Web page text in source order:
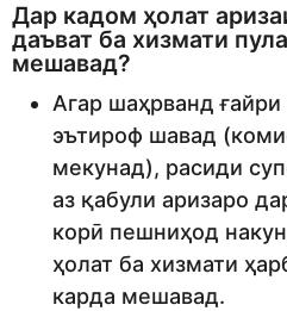
Дар кадом ҳолат
даъват ба хизмати
мешавад?
Агар шаҳрванд
эътироф шавад
мекунад), расиди
аз қабули аризаро
корӣ пешниҳод
ҳолат ба хизмати
карда мешавад.